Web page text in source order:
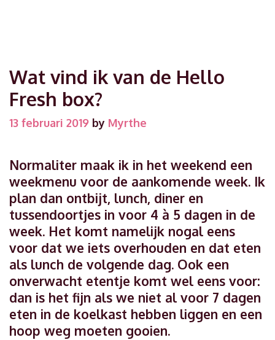
Wat vind ik van de Hello
Fresh box?
13 februari 2019 by Myrthe
Normaliter maak ik in het weekend een
weekmenu voor de aankomende week. Ik
plan dan ontbijt, lunch, diner en
tussendoortjes in voor 4 à 5 dagen in de
week. Het komt namelijk nogal eens
voor dat we iets overhouden en dat eten
als lunch de volgende dag. Ook een
onverwacht etentje komt wel eens voor:
dan is het fijn als we niet al voor 7 dagen
eten in de koelkast hebben liggen en een
hoop weg moeten gooien.